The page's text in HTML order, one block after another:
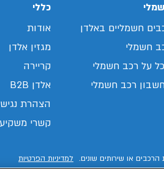
חשמליים באלדן
חשמלי
על רכב חשמלי
רכב חשמלי
כללי
אודות
מגזין אלדן
קריירה
אלדן B2B
הצהרת
קשרי
או שירותים שונים. למדיניות הפרטיות